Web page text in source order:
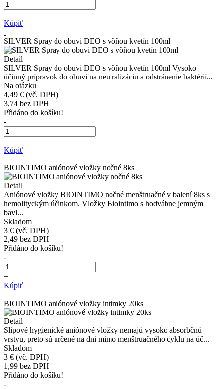
+
Kúpiť
SILVER Spray do obuvi DEO s vôňou kvetín 100ml
Detail
SILVER Spray do obuvi DEO s vôňou kvetín 100ml Vysoko
účinný prípravok do obuvi na neutralizáciu a odstránenie baktérií...
Na otázku
4,49 € (vč. DPH)
3,74 bez DPH
Přidáno do košíku!
-
+
Kúpiť
BIOINTIMO aniónové vložky nočné 8ks
Detail
Aniónové vložky BIOINTIMO nočné menštruačné v balení 8ks s
hemolityckým účinkom. Vložky Biointimo s hodvábne jemným
bavl...
Skladom
3 € (vč. DPH)
2,49 bez DPH
Přidáno do košíku!
-
+
Kúpiť
BIOINTIMO aniónové vložky intimky 20ks
Detail
Slipové hygienické aniónové vložky nemajú vysoko absorbčnú
vrstvu, preto sú určené na dni mimo menštruačného cyklu na úč...
Skladom
3 € (vč. DPH)
1,99 bez DPH
Přidáno do košíku!
-